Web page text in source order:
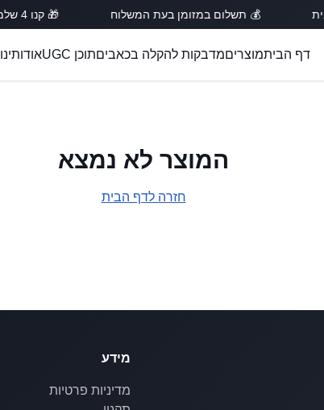
💰 תשלום במזומן בעת המשלוח 🎁 קנו 4 שלמו רק על 3!
דף הביתמוצריםמדבקות להקלה בכאביםתוכן UGC אודותינו
המוצר לא נמצא
חזרה לדף הבית
מידע
מדיניות פרטיות